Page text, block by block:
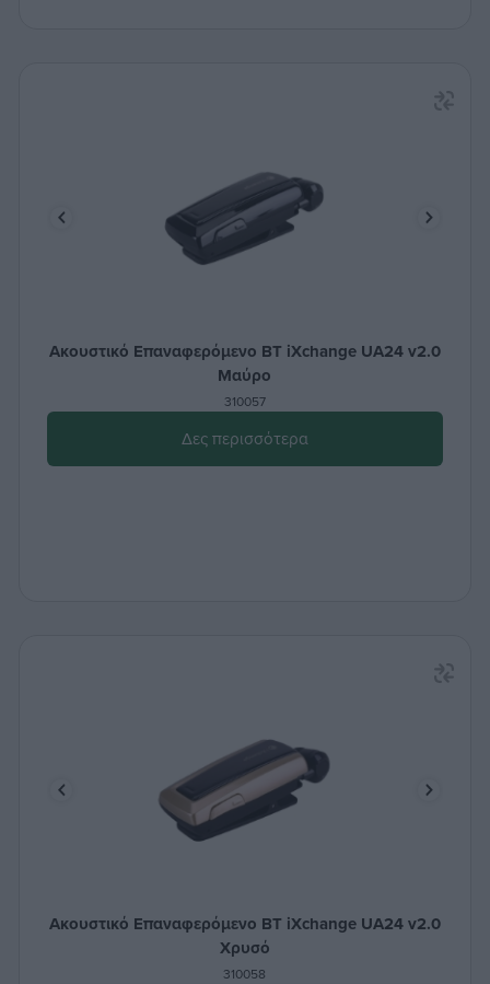
Ακουστικό Επαναφερόμενο BT iXchange UA24 v2.0
Μαύρο
310057
Δες περισσότερα
Ακουστικό Επαναφερόμενο BT iXchange UA24 v2.0
Χρυσό
310058